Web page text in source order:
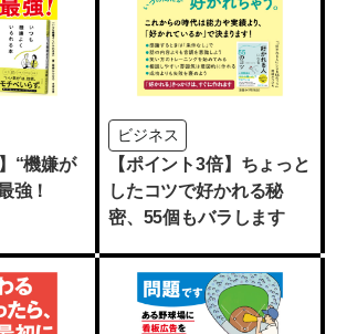
“機嫌が
強！
ビジネス
【ポイント3倍】ちょっと
したコツで好かれる秘
密、55個もバラします